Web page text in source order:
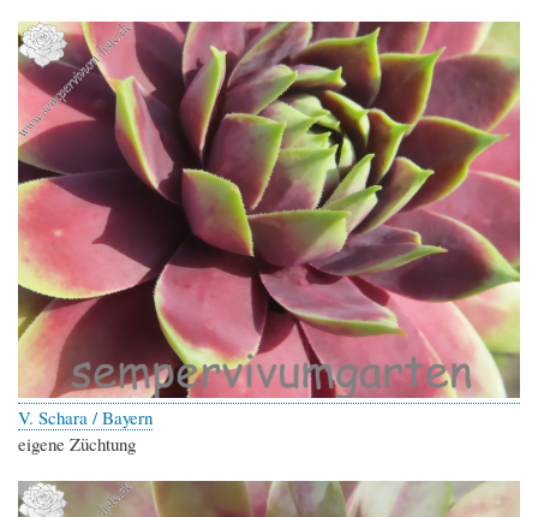
V. Schara / Bayern
eigene Züchtung